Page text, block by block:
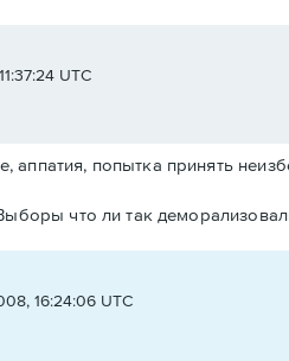
UTC
аппатия, попытка принять
что ли так
16:24:06 UTC